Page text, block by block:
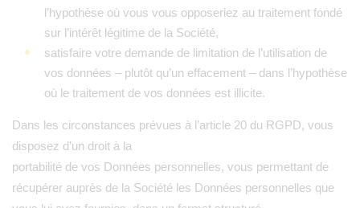
l’hypothèse où vous vous opposeriez au traitement fondé
sur l’intérêt légitime de la Société,
satisfaire votre demande de limitation de l’utilisation de
vos données – plutôt qu’un effacement – dans l’hypothèse
où le traitement de vos données est illicite.
Dans les circonstances prévues à l’article 20 du RGPD, vous
disposez d’un droit à la
portabilité de vos Données personnelles, vous permettant de
récupérer auprès de la Société les Données personnelles que